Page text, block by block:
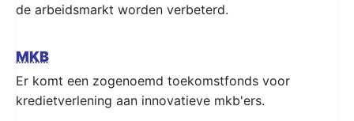
de arbeidsmarkt worden verbeterd.
MKB
Er komt een zogenoemd toekomstfonds voor
kredietverlening aan innovatieve mkb'ers.